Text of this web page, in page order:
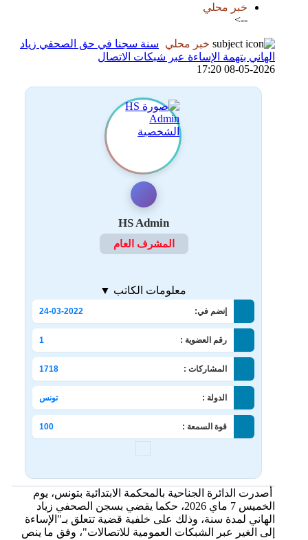
خبر محلي
-->
خبر محلي
سنة سجنا في حق الصحفي زياد
الهاني بتهمة الإساءة عبر شبكات الاتصال
08-05-2026 17:20
HS Admin
المشرف العام
معلومات الكاتب ▼
إنضم في: 24-03-2022
رقم العضوية : 1
المشاركات : 1718
الدولة : تونس
قوة السمعة : 100
أصدرت الدائرة الجناحية بالمحكمة الابتدائية بتونس، يوم
الخميس 7 ماي 2026، حكما يقضي بسجن الصحفي زياد
الهاني لمدة سنة، وذلك على خلفية قضية تتعلق بـ"الإساءة
إلى الغير عبر الشبكات العمومية للاتصالات"، وفق ما ينص